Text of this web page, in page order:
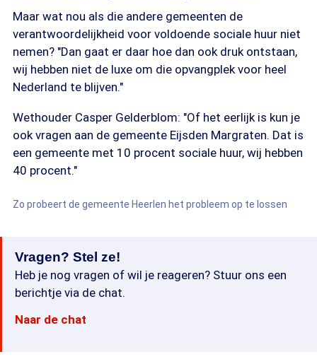
Maar wat nou als die andere gemeenten de
verantwoordelijkheid voor voldoende sociale huur niet
nemen? "Dan gaat er daar hoe dan ook druk ontstaan,
wij hebben niet de luxe om die opvangplek voor heel
Nederland te blijven."
Wethouder Casper Gelderblom: "Of het eerlijk is kun je
ook vragen aan de gemeente Eijsden Margraten. Dat is
een gemeente met 10 procent sociale huur, wij hebben
40 procent."
Zo probeert de gemeente Heerlen het probleem op te lossen
Vragen? Stel ze!
Heb je nog vragen of wil je reageren? Stuur ons een
berichtje via de chat.
Naar de chat